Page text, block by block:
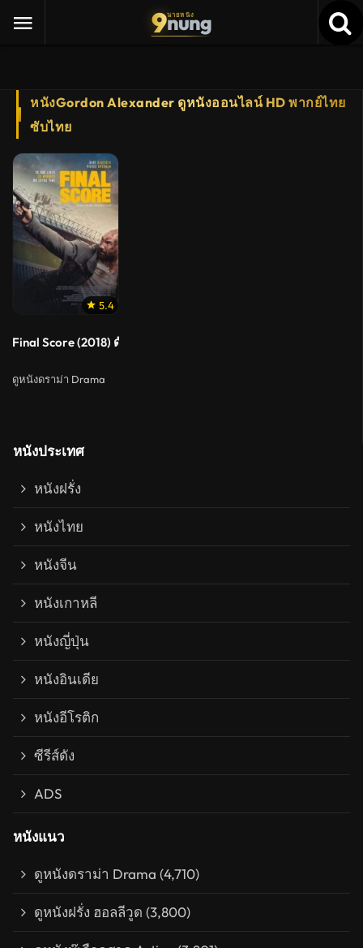
9นายหนัง
nung
หนังGordon Alexander ดูหนังออนไลน์ HD พากย์ไทย
ซับไทย
5.4
Final Score (2018) ดับแผนยุทธการ ผ่าแมตช์เส้นตาย
ดูหนังดราม่า Drama
หนังประเทศ
หนังฝรั่ง
หนังไทย
หนังจีน
หนังเกาหลี
หนังญี่ปุ่น
หนังอินเดีย
หนังอีโรติก
ซีรีส์ดัง
ADS
หนังแนว
ดูหนังดราม่า Drama (4,710)
ดูหนังฝรั่ง ฮอลลีวูด (3,800)